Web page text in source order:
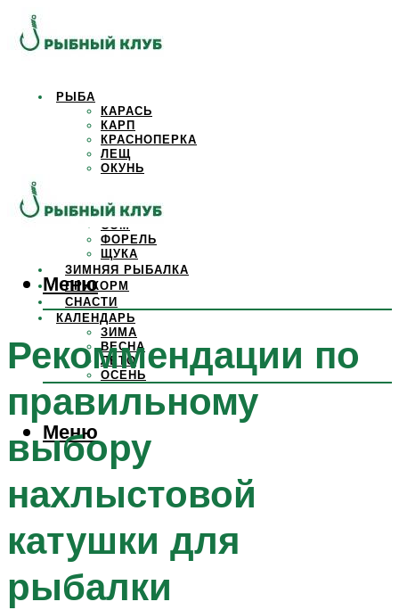
РЫБА
КАРАСЬ
КАРП
КРАСНОПЕРКА
ЛЕЩ
ОКУНЬ
САЗАН
СОМ
ФОРЕЛЬ
ЩУКА
ЗИМНЯЯ РЫБАЛКА
ПРИКОРМ
СНАСТИ
КАЛЕНДАРЬ
ЗИМА
ВЕСНА
ЛЕТО
ОСЕНЬ
Меню
Меню
Рекоммендации по
правильному
выбору
нахлыстовой
катушки для
рыбалки